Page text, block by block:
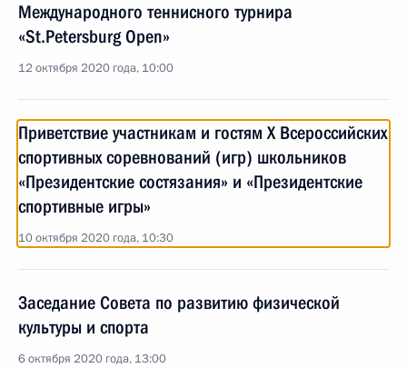
Международного теннисного турнира
«St.Petersburg Open»
12 октября 2020 года, 10:00
Приветствие участникам и гостям X Всероссийских
спортивных соревнований (игр) школьников
«Президентские состязания» и «Президентские
спортивные игры»
10 октября 2020 года, 10:30
Заседание Совета по развитию физической
культуры и спорта
6 октября 2020 года, 13:00